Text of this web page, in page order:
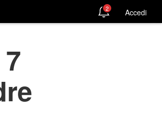
2 Accedi